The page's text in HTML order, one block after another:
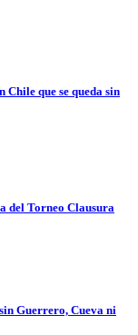
que se queda sin
del Torneo Clausura
Guerrero, Cueva ni